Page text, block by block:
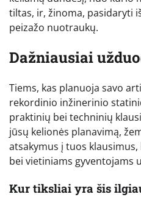
tiltas, ir, žinoma, pasidaryti
peizažo nuotraukų.
Dažniausiai
Tiems, kas planuoja savo
rekordinio inžinerinio
praktinių bei techninių
jūsų kelionės planavimą,
atsakymus į tuos
bei vietiniams gyventojams
Kur tiksliai yra šis